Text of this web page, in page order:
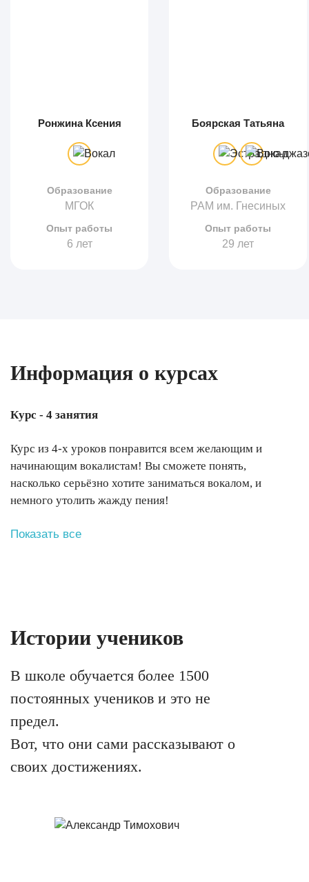
Ронжина Ксения
Образование
МГОК
Опыт работы
6 лет
Боярская Татьяна
Образование
РАМ им. Гнесиных
Опыт работы
29 лет
Информация о курсах
Курс - 4 занятия
Курс из 4-х уроков понравится всем желающим и
начинающим вокалистам! Вы сможете понять,
насколько серьёзно хотите заниматься вокалом, и
немного утолить жажду пения!
Показать все
Истории учеников
В школе обучается более 1500
постоянных учеников и это не
предел.
Вот, что они сами рассказывают о
своих достижениях.